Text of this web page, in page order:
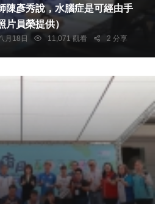
陳彥秀說，水腦症是可經由手
片員榮提供）
月18日 11,071 觀看 2 分享